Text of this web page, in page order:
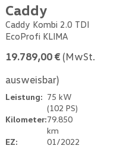
Caddy
Caddy Kombi 2.0 TDI
EcoProfi KLIMA
19.789,00 € (MwSt.
ausweisbar)
Leistung: 75 kW
(102 PS)
Kilometer:79.850
km
EZ:
01/2022